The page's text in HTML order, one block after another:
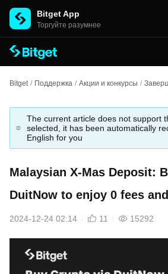
Bitget App
Торгуйте разумнее
Bitget / Поддержка / Акции и конкурсы /
The current article does not support
selected, it has been automatically
English for you
Malaysian X-Mas Deposit:
DuitNow to enjoy 0 fees
2024-12-24 02:14 11 15292